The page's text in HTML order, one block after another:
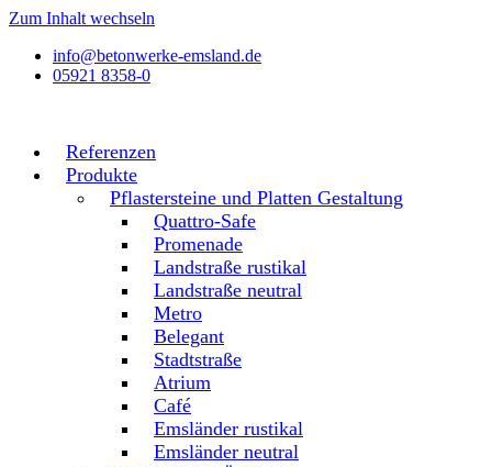
Zum Inhalt wechseln
info@betonwerke-emsland.de
05921 8358-0
Referenzen
Produkte
Pflastersteine und Platten Gestaltung
Quattro-Safe
Promenade
Landstraße rustikal
Landstraße neutral
Metro
Belegant
Stadtstraße
Atrium
Café
Emsländer rustikal
Emsländer neutral